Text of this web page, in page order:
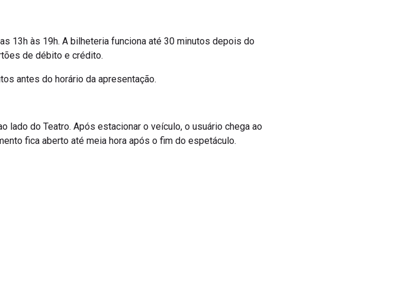
13h às 19h. A bilheteria funciona até 30 minutos depois do
de débito e crédito.
antes do horário da apresentação.
lado do Teatro. Após estacionar o veículo, o usuário chega ao
fica aberto até meia hora após o fim do espetáculo.